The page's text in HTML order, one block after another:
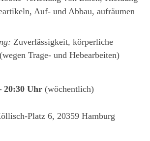
Auf- und Abbau, aufräumen
Zuverlässigkeit, körperliche
Trage- und Hebearbeiten)
20:30 Uhr (wöchentlich)
Platz 6, 20359 Hamburg